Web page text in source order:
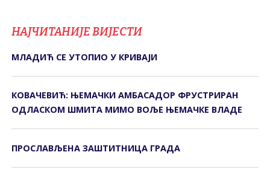
НАЈЧИТАНИЈЕ ВИЈЕСТИ
МЛАДИЋ СЕ УТОПИО У КРИВАЈИ
КОВАЧЕВИЋ: ЊЕМАЧКИ АМБАСАДОР ФРУСТРИРАН
ОДЛАСКОМ ШМИТА МИМО ВОЉЕ ЊЕМАЧКЕ ВЛАДЕ
ПРОСЛАВЉЕНА ЗАШТИТНИЦА ГРАДА